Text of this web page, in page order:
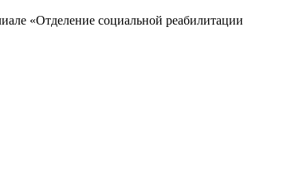
«Отделение социальной реабилитации